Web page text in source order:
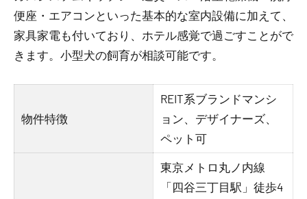
便座・エアコンといった基本的な室内設備に加えて、
家具家電も付いており、ホテル感覚で過ごすことがで
きます。小型犬の飼育が相談可能です。
物件特徴
REIT系ブランドマンシ
ョン、デザイナーズ、
ペット可
東京メトロ丸ノ内線
「四谷三丁目駅」徒歩4